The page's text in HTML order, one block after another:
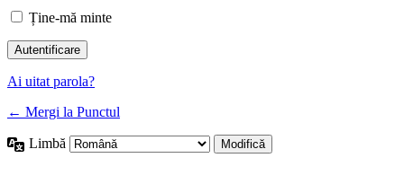
Ține-mă minte
Ai uitat parola?
← Mergi la Punctul
Limbă